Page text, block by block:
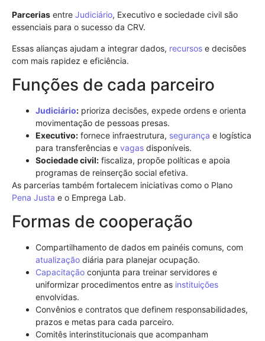
Parcerias entre Judiciário, Executivo e sociedade civil são
essenciais para o sucesso da CRV.
Essas alianças ajudam a integrar dados, recursos e decisões
com mais rapidez e eficiência.
Funções de cada parceiro
Judiciário: prioriza decisões, expede ordens e orienta
movimentação de pessoas presas.
Executivo: fornece infraestrutura, segurança e logística
para transferências e vagas disponíveis.
Sociedade civil: fiscaliza, propõe políticas e apoia
programas de reinserção social efetiva.
As parcerias também fortalecem iniciativas como o Plano
Pena Justa e o Emprega Lab.
Formas de cooperação
Compartilhamento de dados em painéis comuns, com
atualização diária para planejar ocupação.
Capacitação conjunta para treinar servidores e
uniformizar procedimentos entre as instituições
envolvidas.
Convênios e contratos que definem responsabilidades,
prazos e metas para cada parceiro.
Comitês interinstitucionais que acompanham